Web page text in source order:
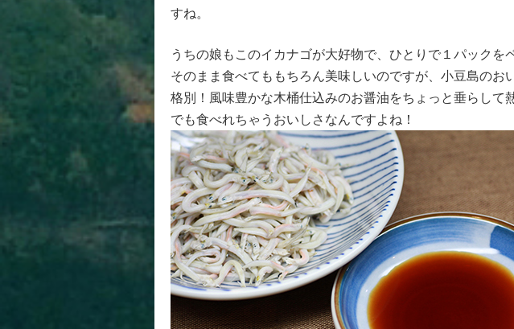
すね。
うちの娘もこのイカナゴが大好物で、ひとりで１パックを
そのまま食べてももちろん美味しいのですが、小豆島のお
格別！風味豊かな木桶仕込みのお醤油をちょっと垂らして
でも食べれちゃうおいしさなんですよね！